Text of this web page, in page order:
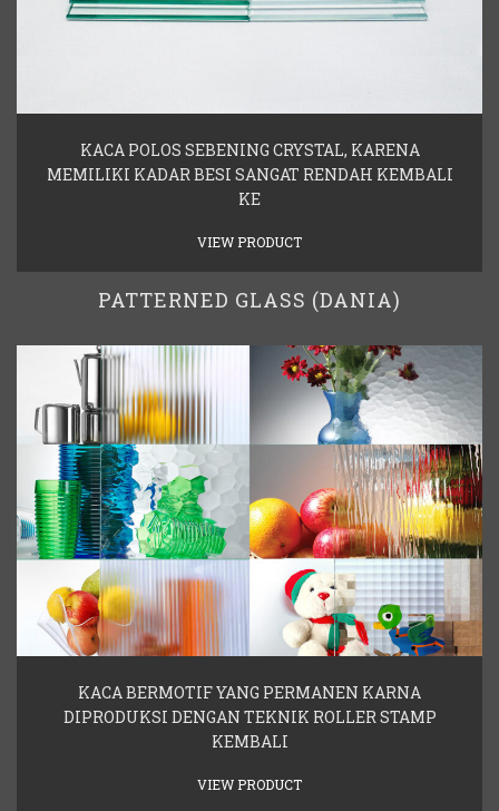
KACA POLOS SEBENING CRYSTAL, KARENA
MEMILIKI KADAR BESI SANGAT RENDAH KEMBALI
KE
VIEW PRODUCT
PATTERNED GLASS (DANIA)
KACA BERMOTIF YANG PERMANEN KARNA
DIPRODUKSI DENGAN TEKNIK ROLLER STAMP
KEMBALI
VIEW PRODUCT